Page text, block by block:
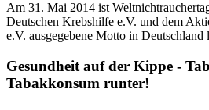
Am 31. Mai 2014 ist
Deutschen Krebshilfe e.V. und dem
e.V. ausgegebene Motto in Deutschland
Gesundheit auf der Kippe -
Tabakkonsum runter!